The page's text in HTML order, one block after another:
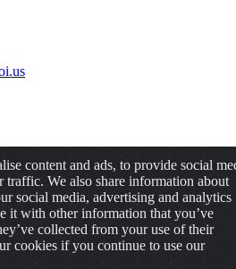
content and ads, to provide social
traffic. We also share information about
social media, advertising and analytics
it with other information that you’ve
collected from your use of their
cookies if you continue to use our